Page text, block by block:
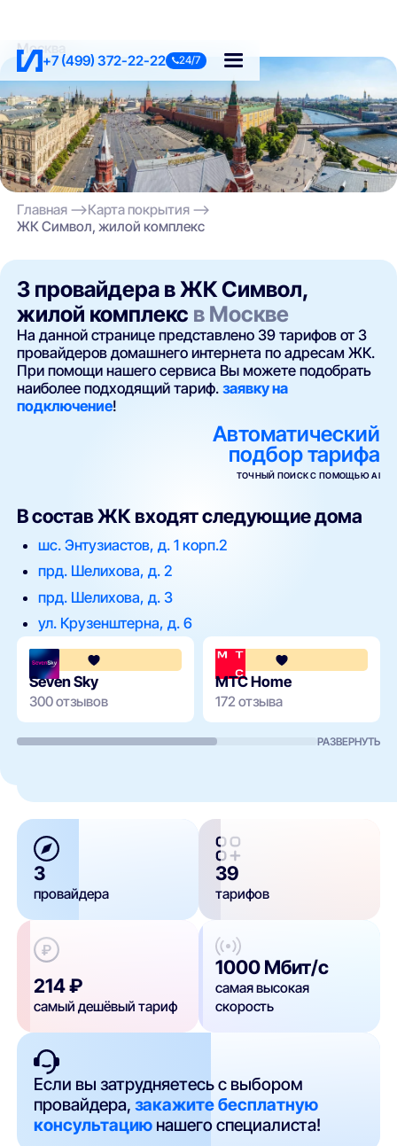
+7 (499) 372-22-22 24/7
Москва
Главная
Карта покрытия
ЖК Символ, жилой комплекс
3 провайдера в ЖК Символ,
жилой комплекс в Москве
На данной странице представлено 39 тарифов от 3
провайдеров домашнего интернета по адресам ЖК.
При помощи нашего сервиса Вы можете подобрать
наиболее подходящий тариф.заявку на
подключение!
Автоматический
подбор тарифа
ТОЧНЫЙ ПОИСК С ПОМОЩЬЮ AI
В состав ЖК входят следующие дома
шс. Энтузиастов, д. 1 корп.2
прд. Шелихова, д. 2
прд. Шелихова, д. 3
ул. Крузенштерна, д. 6
4.4
Seven Sky
300 отзывов
МТС Home
172 отзыва
РАЗВЕРНУТЬ
3
провайдера
39
тарифов
214 ₽
самый дешёвый тариф
1000 Мбит/с
самая высокая
скорость
Если вы затрудняетесь с выбором
провайдера,закажите бесплатную
консультацию нашего специалиста!